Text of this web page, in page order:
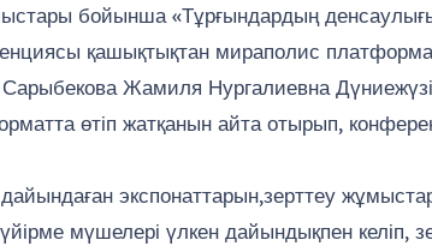
бойынша «Тұрғындардың
қашықтықтан мираполис
Жамиля Нургалиевна
өтіп жатқанын айта отырып,
экспонаттарын,зерттеу
мүшелері үлкен дайындықпен келіп,